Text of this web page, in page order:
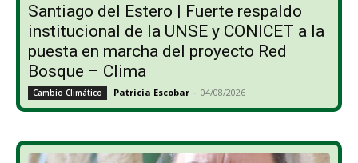
Santiago del Estero | Fuerte respaldo
institucional de la UNSE y CONICET a la
puesta en marcha del proyecto Red
Bosque – Clima
Cambio Climático Patricia Escobar - 04/08/2026